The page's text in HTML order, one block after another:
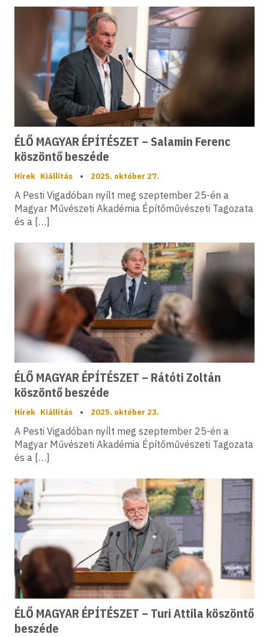
ÉLŐ MAGYAR ÉPÍTÉSZET – Salamin Ferenc
köszöntő beszéde
Hírek Kiállítás • 2025. október 27.
A Pesti Vigadóban nyílt meg szeptember 25-én a
Magyar Művészeti Akadémia Építőművészeti Tagozata
és a […]
ÉLŐ MAGYAR ÉPÍTÉSZET – Rátóti Zoltán
köszöntő beszéde
Hírek Kiállítás • 2025. október 23.
A Pesti Vigadóban nyílt meg szeptember 25-én a
Magyar Művészeti Akadémia Építőművészeti Tagozata
és a […]
ÉLŐ MAGYAR ÉPÍTÉSZET – Turi Attila köszöntő
beszéde